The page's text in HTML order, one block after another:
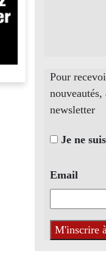
Pour
newsletter
Je ne
Email